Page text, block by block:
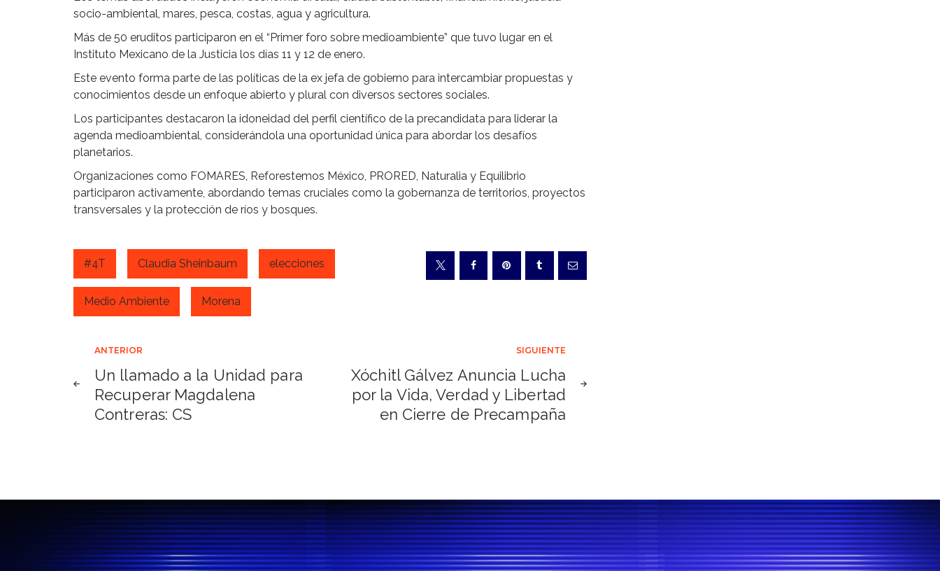
socio-ambiental, mares, pesca, costas, agua y agricultura.
Más de 50 eruditos participaron en el “Primer foro sobre medioambiente” que tuvo lugar en el
Instituto Mexicano de la Justicia los días 11 y 12 de enero.
Este evento forma parte de las políticas de la ex jefa de gobierno para intercambiar propuestas y
conocimientos desde un enfoque abierto y plural con diversos sectores sociales.
Los participantes destacaron la idoneidad del perfil científico de la precandidata para liderar la
agenda medioambiental, considerándola una oportunidad única para abordar los desafíos
planetarios.
Organizaciones como FOMARES, Reforestemos México, PRORED, Naturalia y Equilibrio
participaron activamente, abordando temas cruciales como la gobernanza de territorios, proyectos
transversales y la protección de ríos y bosques.
#4T Claudia Sheinbaum elecciones
Medio Ambiente Morena
Navegación
de
entradas
ANTERIOR
Un llamado a la Unidad para
Recuperar Magdalena
Contreras: CS
SIGUIENTE
Xóchitl Gálvez Anuncia Lucha
por la Vida, Verdad y Libertad
en Cierre de Precampaña